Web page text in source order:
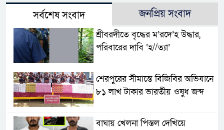
সর্বশেষ সংবাদ জনপ্রিয় সংবাদ
শ্রীবরদীতে বৃদ্ধের ম’রদে’হ উদ্ধার,
পরিবারের দাবি ‘হ//ত্যা’
শেরপুরের সীমান্তে বিজিবির অভিযানে
৮১ লাখ টাকার ভারতীয় ওষুধ জব্দ
বাঘায় খেলনা পিস্তল দেখিয়ে